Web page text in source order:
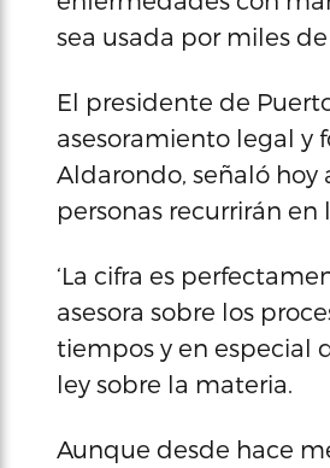
sea usada por miles
El presidente de
asesoramiento legal y
Aldarondo, señaló hoy
personas recurrirán
‘La cifra es
asesora sobre los
tiempos y en especial
ley sobre la materia.
Aunque desde hace